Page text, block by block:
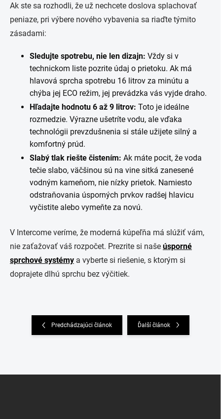
Ak ste sa rozhodli, že už nechcete doslova splachovať
peniaze, pri výbere nového vybavenia sa riaďte týmito
zásadami:
Sledujte spotrebu, nie len dizajn: Vždy si v
technickom liste pozrite údaj o prietoku. Ak má
hlavová sprcha spotrebu 16 litrov za minútu a
chýba jej ECO režim, jej prevádzka vás vyjde draho.
Hľadajte hodnotu 6 až 9 litrov: Toto je ideálne
rozmedzie. Výrazne ušetríte vodu, ale vďaka
technológii prevzdušnenia si stále užijete silný a
komfortný prúd.
Slabý tlak riešte čistením: Ak máte pocit, že voda
tečie slabo, väčšinou sú na vine sitká zanesené
vodným kameňom, nie nízky prietok. Namiesto
odstraňovania úsporných prvkov radšej hlavicu
vyčistite alebo vymeňte za novú.
V Intercome veríme, že moderná kúpeľňa má slúžiť vám,
nie zaťažovať váš rozpočet. Prezrite si naše úsporné
sprchové systémy a vyberte si riešenie, s ktorým si
doprajete dlhú sprchu bez výčitiek.
Predchádzajúci článok Ďalší článok